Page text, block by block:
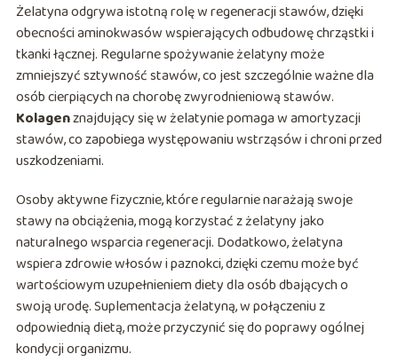
Żelatyna odgrywa istotną rolę w regeneracji stawów, dzięki
obecności aminokwasów wspierających odbudowę chrząstki i
tkanki łącznej. Regularne spożywanie żelatyny może
zmniejszyć sztywność stawów, co jest szczególnie ważne dla
osób cierpiących na chorobę zwyrodnieniową stawów.
Kolagenznajdujący się w żelatynie pomaga w amortyzacji
stawów, co zapobiega występowaniu wstrząsów i chroni przed
uszkodzeniami.
Osoby aktywne fizycznie, które regularnie narażają swoje
stawy na obciążenia, mogą korzystać z żelatyny jako
naturalnego wsparcia regeneracji. Dodatkowo, żelatyna
wspiera zdrowie włosów i paznokci, dzięki czemu może być
wartościowym uzupełnieniem diety dla osób dbających o
swoją urodę. Suplementacja żelatyną, w połączeniu z
odpowiednią dietą, może przyczynić się do poprawy ogólnej
kondycji organizmu.